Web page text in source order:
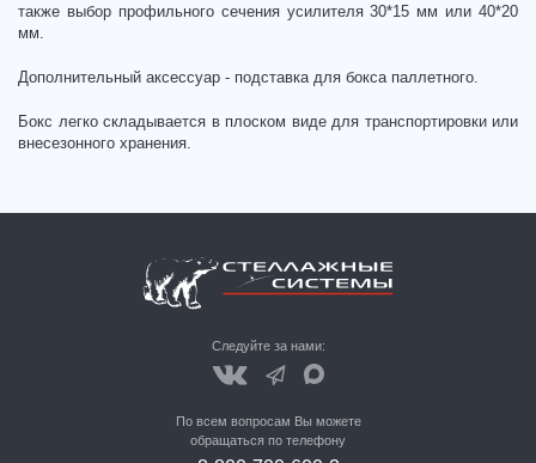
также выбор профильного сечения усилителя 30*15 мм или 40*20
мм.
Дополнительный аксессуар - подставка для бокса паллетного.
Бокс легко складывается в плоском виде для транспортировки или
внесезонного хранения.
Следуйте за нами:
По всем вопросам Вы можете
обращаться по телефону